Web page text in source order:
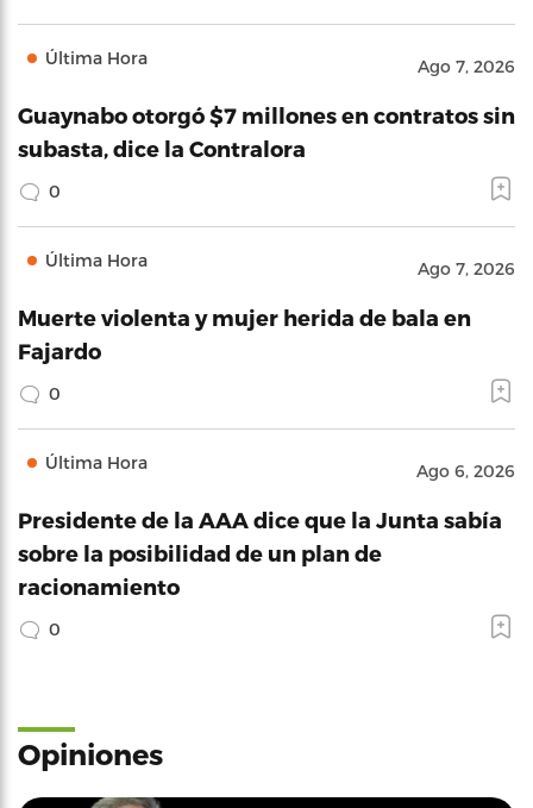
Última Hora Ago 7, 2026
Guaynabo otorgó $7 millones en contratos sin
subasta, dice la Contralora
0
Última Hora Ago 7, 2026
Muerte violenta y mujer herida de bala en
Fajardo
0
Última Hora Ago 6, 2026
Presidente de la AAA dice que la Junta sabía
sobre la posibilidad de un plan de
racionamiento
0
Opiniones